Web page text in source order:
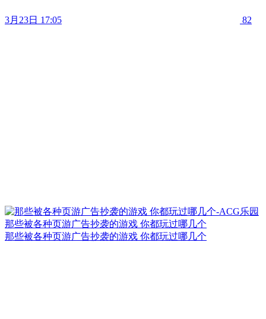
3月23日 17:05 82
那些被各种页游广告抄袭的游戏 你都玩过哪几个
那些被各种页游广告抄袭的游戏 你都玩过哪几个